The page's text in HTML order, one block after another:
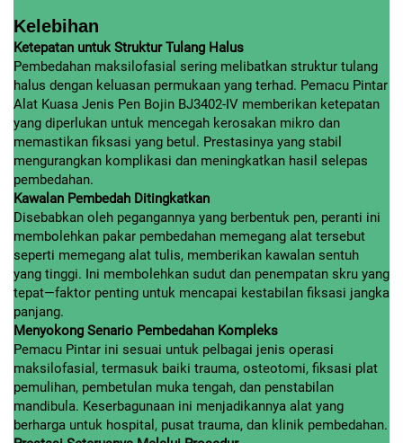
Kelebihan
Ketepatan untuk Struktur Tulang Halus
Pembedahan maksilofasial sering melibatkan struktur tulang
halus dengan keluasan permukaan yang terhad. Pemacu Pintar
Alat Kuasa Jenis Pen Bojin BJ3402-IV memberikan ketepatan
yang diperlukan untuk mencegah kerosakan mikro dan
memastikan fiksasi yang betul. Prestasinya yang stabil
mengurangkan komplikasi dan meningkatkan hasil selepas
pembedahan.
Kawalan Pembedah Ditingkatkan
Disebabkan oleh pegangannya yang berbentuk pen, peranti ini
membolehkan pakar pembedahan memegang alat tersebut
seperti memegang alat tulis, memberikan kawalan sentuh
yang tinggi. Ini membolehkan sudut dan penempatan skru yang
tepat—faktor penting untuk mencapai kestabilan fiksasi jangka
panjang.
Menyokong Senario Pembedahan Kompleks
Pemacu Pintar ini sesuai untuk pelbagai jenis operasi
maksilofasial, termasuk baiki trauma, osteotomi, fiksasi plat
pemulihan, pembetulan muka tengah, dan penstabilan
mandibula. Keserbagunaan ini menjadikannya alat yang
berharga untuk hospital, pusat trauma, dan klinik pembedahan.